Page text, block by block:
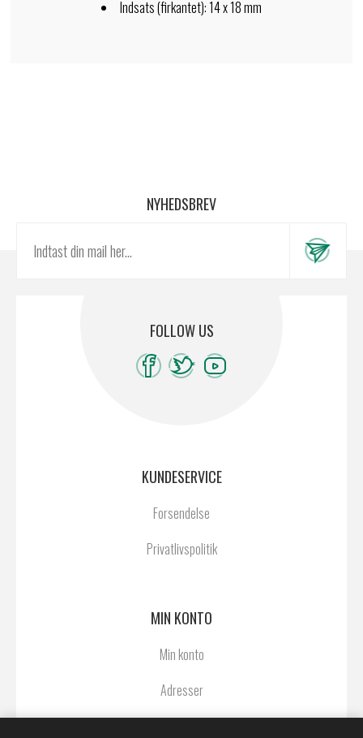
Indsats (firkantet): 14 x 18 mm
NYHEDSBREV
FOLLOW US
KUNDESERVICE
Forsendelse
Privatlivspolitik
MIN KONTO
Min konto
Adresser